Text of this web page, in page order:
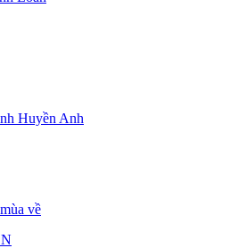
Huyền Anh
về